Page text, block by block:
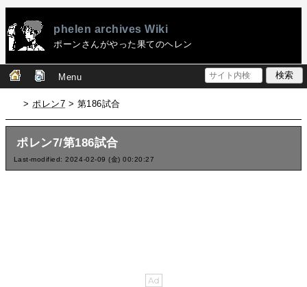
phelen archives Wiki
ポーンさんがやった果てのヘレン
Menu
>ポレン7 > 第186試合
ポレン7/第186試合
Last-modified: 2024-02-09 (金) 00:20:27